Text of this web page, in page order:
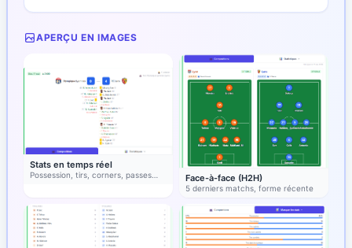
APERÇU EN IMAGES
Stats en temps réel
Possession, tirs, corners, passes… Face-à-face (H2H)
5 derniers matchs, forme récente